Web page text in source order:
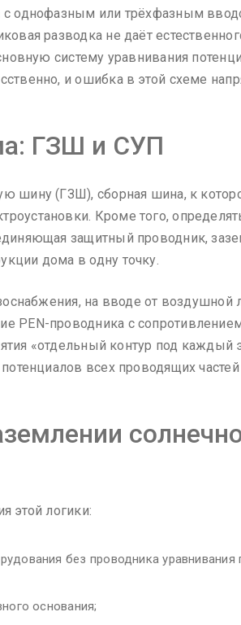
однофазным или трёхфазным
разводка не даёт
систему уравнивания
и ошибка в этой схеме
ГЗШ и СУП
шину (ГЗШ), сборная шина, к
Кроме того,
защитный проводник,
дома в одну точку.
на вводе от воздушной
PEN-проводника с
«отдельный контур под каждый
всех проводящих
этой логики:
без проводника уравнивания
основания;